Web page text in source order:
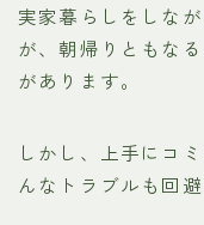
実家暮らしをしな
が、朝帰りともな
があります。
しかし、上手にコ
んなトラブルも回避